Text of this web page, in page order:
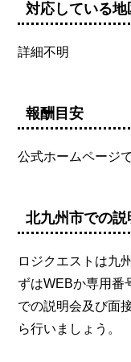
対応している地
詳細不明
報酬目安
公式ホームページ
北九州市での説
ロジクエストは九
ずはWEBか専用番
での説明会及び面
ら行いましょう。